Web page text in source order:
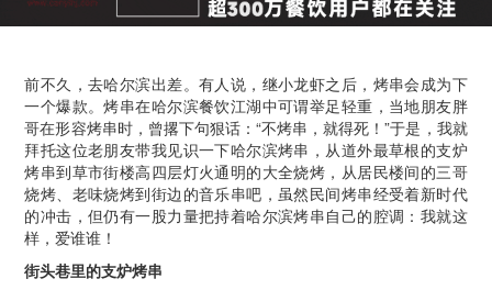
前不久，去哈尔滨出差。有人说，继小龙虾之后，烤串会成为下
一个爆款。烤串在哈尔滨餐饮江湖中可谓举足轻重，当地朋友胖
哥在形容烤串时，曾撂下句狠话：“不烤串，就得死！”于是，我就
拜托这位老朋友带我见识一下哈尔滨烤串，从道外最草根的支炉
烤串到草市街楼高四层灯火通明的大全烧烤，从居民楼间的三哥
烧烤、老味烧烤到街边的音乐串吧，虽然民间烤串经受着新时代
的冲击，但仍有一股力量把持着哈尔滨烤串自己的腔调：我就这
样，爱谁谁！
街头巷里的支炉烤串